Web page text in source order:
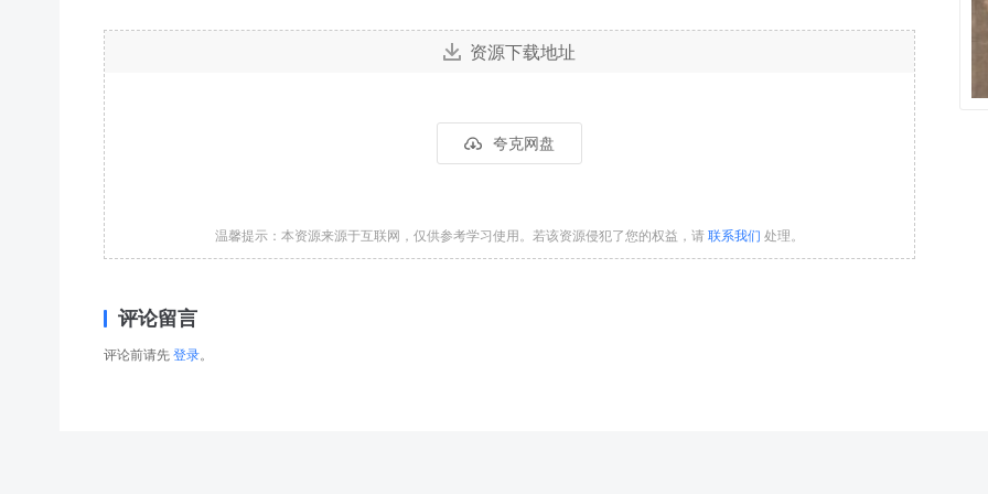
资源下载地址
夸克网盘
温馨提示：本资源来源于互联网，仅供参考学习使用。若该资源侵犯了您的权益，请 联系我们 处理。
评论留言
评论前请先 登录。